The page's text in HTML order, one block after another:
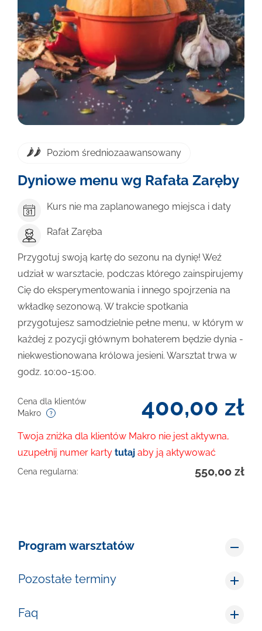
Poziom średniozaawansowany
Dyniowe menu wg Rafała Zaręby
Cena dla klientów
Makro
400,00 zł
Twoja zniżka dla klientów Makro nie jest aktywna,
uzupełnij numer karty tutaj aby ją aktywować
Cena regularna: 550,00 zł
Przygotuj swoją kartę do sezonu na dynię! Weź
udział w warsztacie, podczas którego zainspirujemy
Cię do eksperymentowania i innego spojrzenia na
wkładkę sezonową. W trakcie spotkania
przygotujesz samodzielnie pełne menu, w którym w
każdej z pozycji głównym bohaterem będzie dynia -
niekwestionowana królowa jesieni. Warsztat trwa w
godz. 10:00-15:00.
Kurs nie ma zaplanowanego miejsca i daty
Rafał Zaręba
Program warsztatów
Pozostałe terminy
Faq